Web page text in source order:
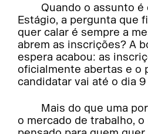
Quando o assunto é
Estágio, a pergunta que
quer calar é sempre a
abrem as inscrições? A
espera acabou: as
oficialmente abertas e o
candidatar vai até o dia
Mais do que uma
o mercado de trabalho, o